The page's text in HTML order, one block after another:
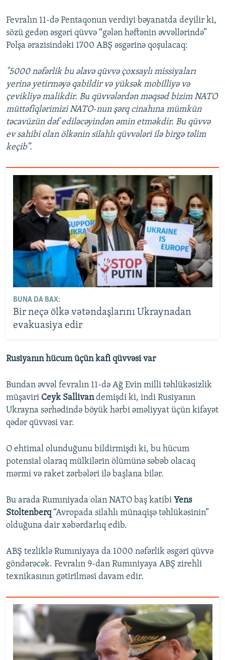
Fevralın 11-də Pentaqonun verdiyi bəyanatda deyilir ki,
sözü gedən əsgəri qüvvə “gələn həftənin əvvəllərində”
Polşa ərazisindəki 1700 ABŞ əsgərinə qoşulacaq:
"5000 nəfərlik bu əlavə qüvvə çoxsaylı missiyaları
yerinə yetirməyə qabildir və yüksək mobilliyə və
çevikliyə malikdir. Bu qüvvələrdən məqsəd bizim NATO
müttəfiqlərimizi NATO-nun şərq cinahına mümkün
təcavüzün dəf ediləcəyindən əmin etməkdir. Bu qüvvə
ev sahibi olan ölkənin silahlı qüvvələri ilə birgə təlim
keçib”.
BUNA DA BAX:
Bir neçə ölkə vətəndaşlarını Ukraynadan
evakuasiya edir
Rusiyanın hücum üçün kafi qüvvəsi var
Bundan əvvəl fevralın 11-də Ağ Evin milli təhlükəsizlik
müşaviri Ceyk Sallivandemişdi ki, indi Rusiyanın
Ukrayna sərhədində böyük hərbi əməliyyat üçün kifayət
qədər qüvvəsi var.
O ehtimal olunduğunu bildirmişdi ki, bu hücum
potensial olaraq mülkilərin ölümünə səbəb olacaq
mərmi və raket zərbələri ilə başlana bilər.
Bu arada Rumıniyada olan NATO baş katibi Yens
Stoltenberq“Avropada silahlı münaqişə təhlükəsinin”
olduğuna dair xəbərdarlıq edib.
ABŞ tezliklə Rumıniyaya da 1000 nəfərlik əsgəri qüvvə
göndərəcək. Fevralın 9-dan Rumıniyaya ABŞ zirehli
texnikasının gətirilməsi davam edir.